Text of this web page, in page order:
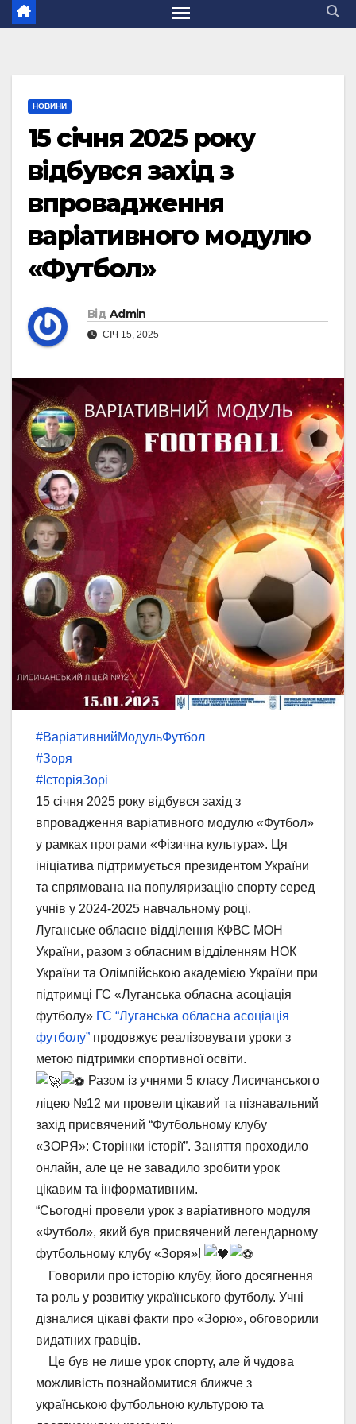
НОВИНИ
15 січня 2025 року
відбувся захід з
впровадження
варіативного модулю
«Футбол»
Від Admin
СІЧ 15, 2025
#ВаріативнийМодульФутбол
#Зоря
#ІсторіяЗорі
15 січня 2025 року відбувся захід з
впровадження варіативного модулю «Футбол»
у рамках програми «Фізична культура». Ця
ініціатива підтримується президентом України
та спрямована на популяризацію спорту серед
учнів у 2024-2025 навчальному році.
Луганське обласне відділення КФВС МОН
України, разом з обласним відділенням НОК
України та Олімпійською академією України при
підтримці ГС «Луганська обласна асоціація
футболу» ГС “Луганська обласна асоціація
футболу” продовжує реалізовувати уроки з
метою підтримки спортивної освіти.
Разом із учнями 5 класу Лисичанського
ліцею №12 ми провели цікавий та пізнавальний
захід присвячений “Футбольному клубу
«ЗОРЯ»: Сторінки історії”. Заняття проходило
онлайн, але це не завадило зробити урок
цікавим та інформативним.
“Сьогодні провели урок з варіативного модуля
«Футбол», який був присвячений легендарному
футбольному клубу «Зоря»!
⠀ Говорили про історію клубу, його досягнення
та роль у розвитку українського футболу. Учні
дізналися цікаві факти про «Зорю», обговорили
видатних гравців.
⠀ Це був не лише урок спорту, але й чудова
можливість познайомитися ближче з
українською футбольною культурою та